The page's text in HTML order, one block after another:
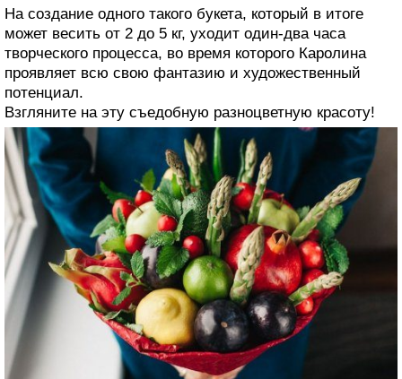
На создание одного такого букета, который в итоге
может весить от 2 до 5 кг, уходит один-два часа
творческого процесса, во время которого Каролина
проявляет всю свою фантазию и художественный
потенциал.
Взгляните на эту съедобную разноцветную красоту!